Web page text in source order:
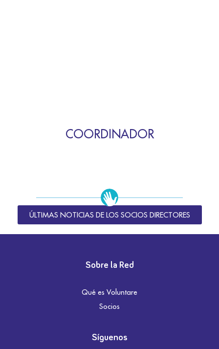
COORDINADOR
ÚLTIMAS NOTICIAS DE LOS SOCIOS DIRECTORES
Sobre la Red
Qué es Voluntare
Socios
Síguenos